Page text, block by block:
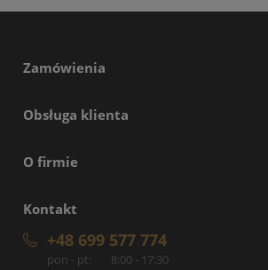
Zamówienia
Obsługa klienta
O firmie
Kontakt
+48 699 577 774
pon - pt: 8:00 - 17:30